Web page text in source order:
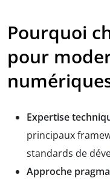
Pourquoi
pour
Expertise
principaux
standards de
Approche